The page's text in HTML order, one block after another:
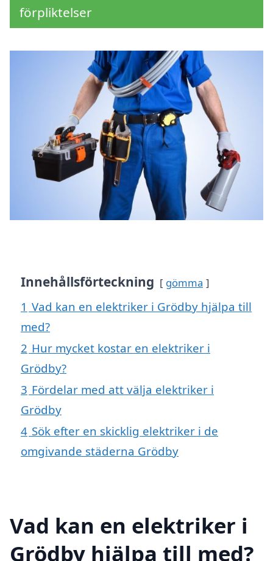
förpliktelser
Innehållsförteckning gömma
1 Vad kan en elektriker i Grödby hjälpa till
med?
2 Hur mycket kostar en elektriker i
Grödby?
3 Fördelar med att välja elektriker i
Grödby
4 Sök efter en skicklig elektriker i de
omgivande städerna Grödby
Vad kan en elektriker i
Grödby hjälpa till med?